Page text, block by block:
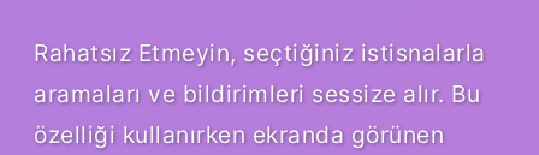
Rahatsız Etmeyin, seçtiğiniz istisnalarla
aramaları ve bildirimleri sessize alır. Bu
özelliği kullanırken ekranda görünen